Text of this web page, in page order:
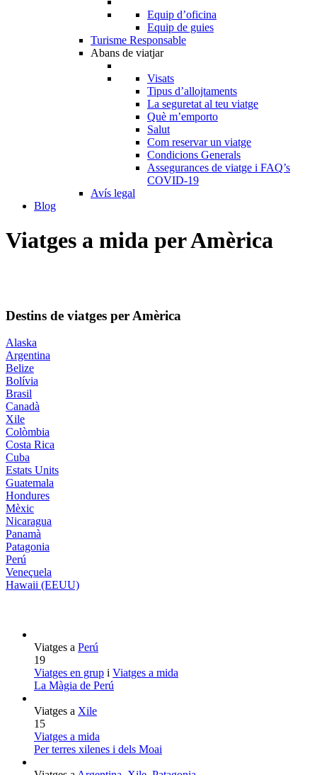
Equip d’oficina
Equip de guies
Turisme Responsable
Abans de viatjar
Visats
Tipus d’allojtaments
La seguretat al teu viatge
Què m’emporto
Salut
Com reservar un viatge
Condicions Generals
Assegurances de viatge i FAQ’s
COVID-19
Avís legal
Blog
Viatges a mida per Amèrica
Destins de viatges per Amèrica
Alaska
Argentina
Belize
Bolívia
Brasil
Canadà
Xile
Colòmbia
Costa Rica
Cuba
Estats Units
Guatemala
Hondures
Mèxic
Nicaragua
Panamà
Patagonia
Perú
Veneçuela
Hawaii (EEUU)
Viatges a Perú
19
Viatges en grup i Viatges a mida
La Màgia de Perú
Viatges a Xile
15
Viatges a mida
Per terres xilenes i dels Moai